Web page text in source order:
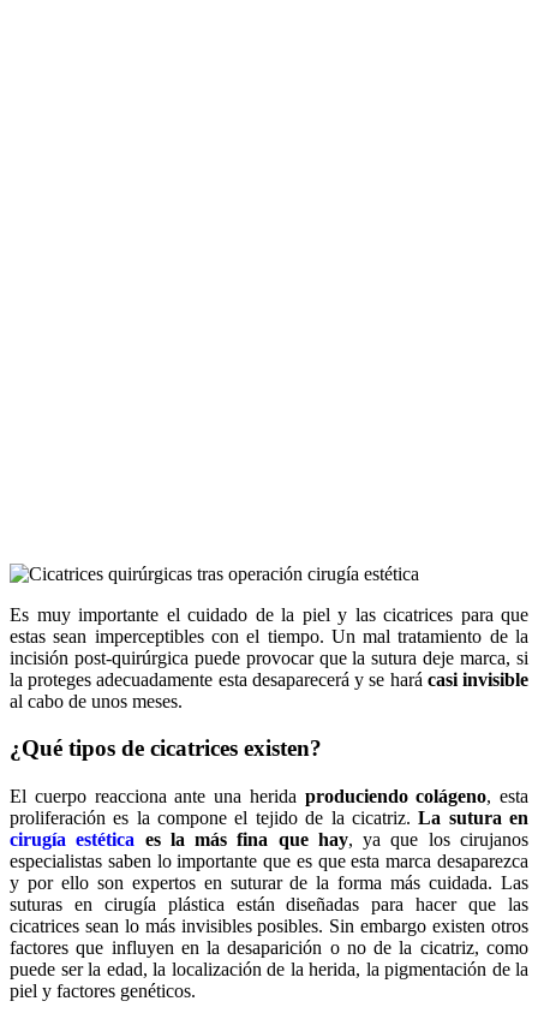
Es muy importante el cuidado de la piel y las cicatrices para que
estas sean imperceptibles con el tiempo. Un mal tratamiento de la
incisión post-quirúrgica puede provocar que la sutura deje marca, si
la proteges adecuadamente esta desaparecerá y se hará casi invisible
al cabo de unos meses.
¿Qué tipos de cicatrices existen?
El cuerpo reacciona ante una herida produciendo colágeno, esta
proliferación es la compone el tejido de la cicatriz.La sutura en
cirugía estética es la más fina que hay, ya que los cirujanos
especialistas saben lo importante que es que esta marca desaparezca
y por ello son expertos en suturar de la forma más cuidada. Las
suturas en cirugía plástica están diseñadas para hacer que las
cicatrices sean lo más invisibles posibles. Sin embargo existen otros
factores que influyen en la desaparición o no de la cicatriz, como
puede ser la edad, la localización de la herida, la pigmentación de la
piel y factores genéticos.